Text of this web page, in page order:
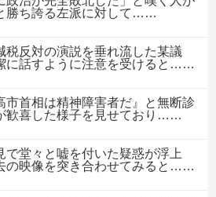
勝ち誇る左派に対して……
税反対の演説を垂れ流した某議
に話すように注意を受けると……
市首相は精神障害者だ』と無断診
歓喜した様子を見せており……
で堂々と嘘を付いた疑惑が浮上
の映像を突き合わせてみると……